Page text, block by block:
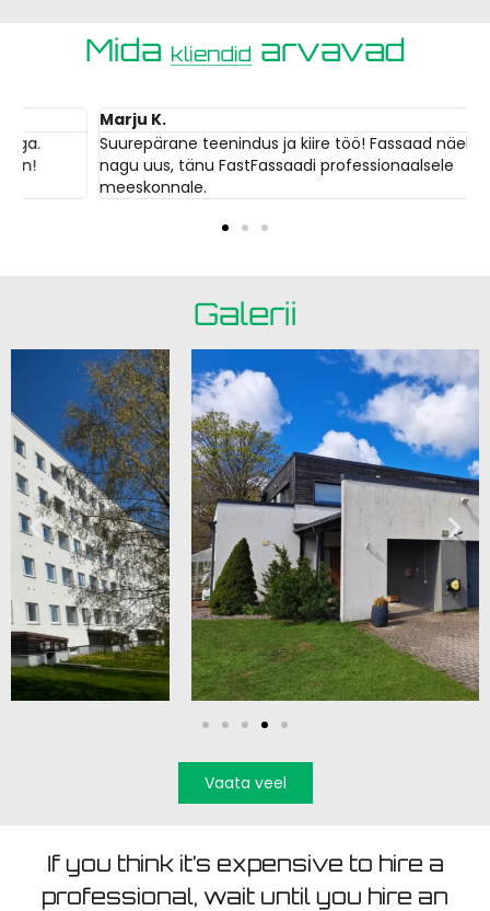
Mida kliendid arvavad
Suurepärane teenindus ja kiire töö! Fassaad näeb välja
nagu uus, tänu FastFassaadi professionaalsele
meeskonnale.
Galerii
Vaata veel
If you think it’s expensive to hire a
professional, wait until you hire an